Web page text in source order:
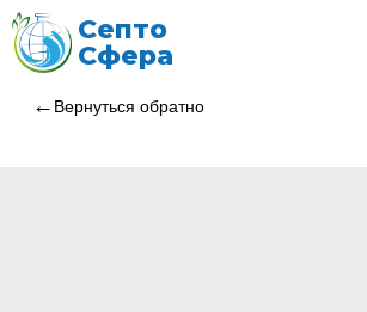
Септо
Сфера
Вернуться обратно